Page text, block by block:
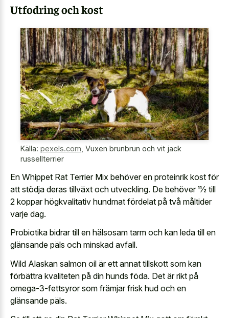
Utfodring och kost
Källa: pexels.com Vuxen brunbrun och vit jack
russellterrier
En Whippet Rat Terrier Mix behöver en proteinrik kost för
att stödja deras tillväxt och utveckling. De behöver 11⁄2 till
2 koppar högkvalitativ hundmat fördelat på två måltider
varje dag.
Probiotika bidrar till en hälsosam tarm och kan leda till en
glänsande päls och minskad avfall.
Wild Alaskan salmon oil är ett annat tillskott som kan
förbättra kvaliteten på din hunds föda. Det är rikt på
omega-3-fettsyror som främjar frisk hud och en
glänsande päls.